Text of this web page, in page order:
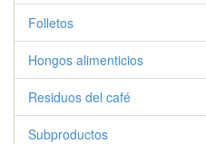
Folletos
Hongos alimenticios
Residuos del café
Subproductos